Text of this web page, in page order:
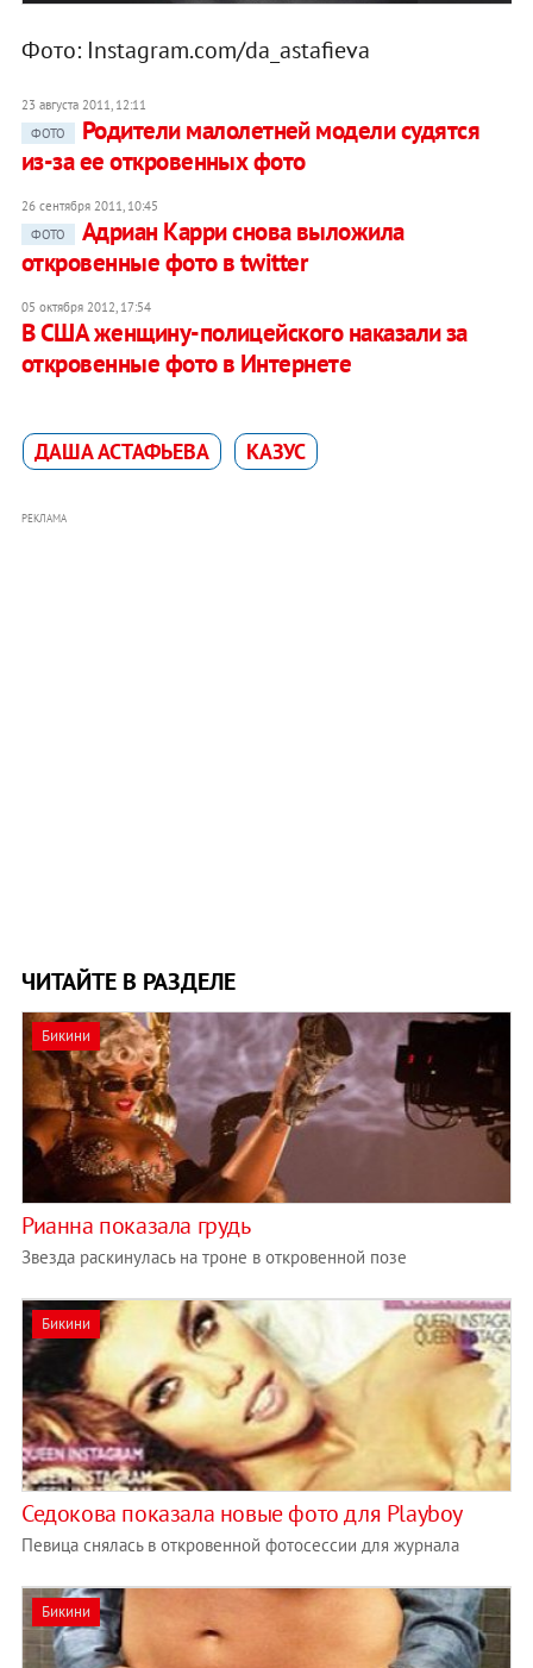
Фото: Instagram.com/da_astafieva
23 августа 2011, 12:11
ФОТО
Родители малолетней модели судятся
из-за ее откровенных фото
26 сентября 2011, 10:45
ФОТО
Адриан Карри снова выложила
откровенные фото в twitter
05 октября 2012, 17:54
В США женщину-полицейского наказали за
откровенные фото в Интернете
ДАША АСТАФЬЕВА КАЗУС
РЕКЛАМА
ЧИТАЙТЕ В РАЗДЕЛЕ
Бикини
Рианна показала грудь
Звезда раскинулась на троне в откровенной позе
Бикини
Седокова показала новые фото для Playboy
Певица снялась в откровенной фотосессии для журнала
Бикини